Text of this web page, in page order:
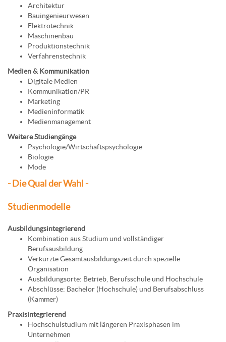
Architektur
Bauingenieurwesen
Elektrotechnik
Maschinenbau
Produktionstechnik
Verfahrenstechnik
Medien & Kommunikation
Digitale Medien
Kommunikation/PR
Marketing
Medieninformatik
Medienmanagement
Weitere Studiengänge
Psychologie/Wirtschaftspsychologie
Biologie
Mode
- Die Qual der Wahl -
Studienmodelle
Ausbildungsintegrierend
Kombination aus Studium und vollständiger
Berufsausbildung
Verkürzte Gesamtausbildungszeit durch spezielle
Organisation
Ausbildungsorte: Betrieb, Berufsschule und Hochschule
Abschlüsse: Bachelor (Hochschule) und Berufsabschluss
(Kammer)
Praxisintegrierend
Hochschulstudium mit längeren Praxisphasen im
Unternehmen